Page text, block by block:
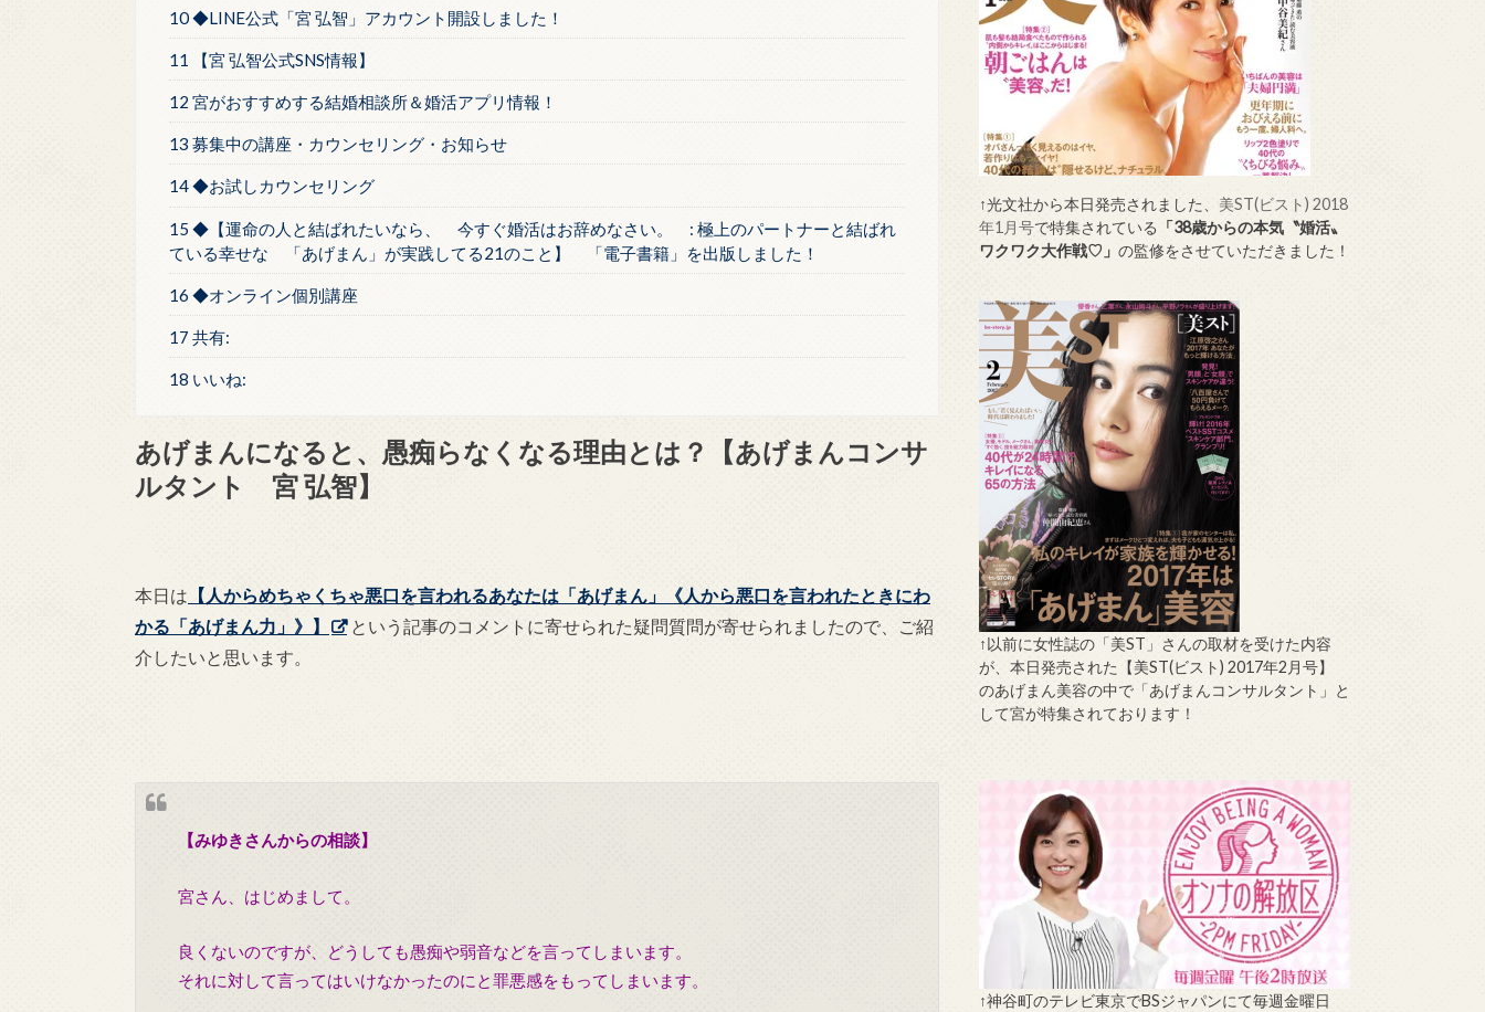
10 ◆LINE公式「宮 弘智」アカウント開設しました！
11 【宮 弘智公式SNS情報】
12 宮がおすすめする結婚相談所＆婚活アプリ情報！
13 募集中の講座・カウンセリング・お知らせ
14 ◆お試しカウンセリング
15 ◆【運命の人と結ばれたいなら、 今すぐ婚活はお辞めなさい。 : 極上のパートナーと結ばれ
ている幸せな 「あげまん」が実践してる21のこと】 「電子書籍」を出版しました！
16 ◆オンライン個別講座
17 共有:
18 いいね:
あげまんになると、愚痴らなくなる理由とは？【あげまんコンサ
ルタント 宮 弘智】
本日は 【人からめちゃくちゃ悪口を言われるあなたは「あげまん」《人から悪口を言われたときにわ
かる「あげまん力」》】
という記事のコメントに寄せられた疑問質問が寄せられましたので、ご紹
介したいと思います。
【みゆきさんからの相談】
宮さん、はじめまして。
良くないのですが、どうしても愚痴や弱音などを言ってしまいます。
それに対して言ってはいけなかったのにと罪悪感をもってしまいます。
↑光文社から本日発売されました、 美ST(ビスト) 2018
年1月号で特集されている 「38歳からの本気〝婚活〟
ワクワク大作戦♡」 の監修をさせていただきました！
↑以前に女性誌の「美ST」さんの取材を受けた内容
が、本日発売された【美ST(ビスト) 2017年2月号】
のあげまん美容の中で「あげまんコンサルタント」と
して宮が特集されております！
↑神谷町のテレビ東京でBSジャパンにて毎週金曜日